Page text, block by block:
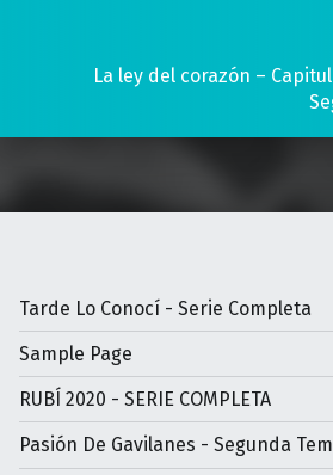
La ley del corazón –
Tarde Lo Conocí - Serie Completa
Sample Page
RUBÍ 2020 - SERIE COMPLETA
Pasión De Gavilanes - Segunda